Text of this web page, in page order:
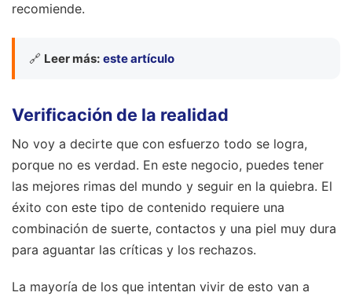
recomiende.
🔗 Leer más: este artículo
Verificación de la realidad
No voy a decirte que con esfuerzo todo se logra,
porque no es verdad. En este negocio, puedes tener
las mejores rimas del mundo y seguir en la quiebra. El
éxito con este tipo de contenido requiere una
combinación de suerte, contactos y una piel muy dura
para aguantar las críticas y los rechazos.
La mayoría de los que intentan vivir de esto van a